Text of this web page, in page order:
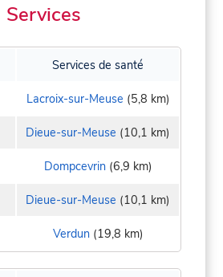
Services
Services de santé
Lacroix-sur-Meuse (5,8 km)
Dieue-sur-Meuse (10,1 km)
Dompcevrin(6,9 km)
Dieue-sur-Meuse (10,1 km)
Verdun(19,8 km)